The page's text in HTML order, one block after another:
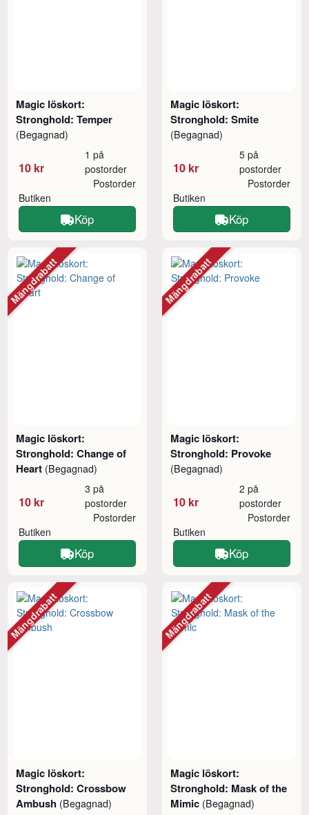
Magic löskort:
Stronghold: Temper
(Begagnad)
10 kr
1 på
postorder
Butiken
Postorder
Köp
Magic löskort:
Stronghold: Smite
(Begagnad)
10 kr
5 på
postorder
Butiken
Postorder
Köp
Magic löskort:
Stronghold: Change of
Heart (Begagnad)
10 kr
3 på
postorder
Butiken
Postorder
Köp
Mängdrabatt
Magic löskort:
Stronghold: Provoke
(Begagnad)
10 kr
2 på
postorder
Butiken
Postorder
Köp
Mängdrabatt
Magic löskort:
Stronghold: Crossbow
Ambush (Begagnad)
Mängdrabatt
Magic löskort:
Stronghold: Mask of the
Mimic (Begagnad)
Mängdrabatt